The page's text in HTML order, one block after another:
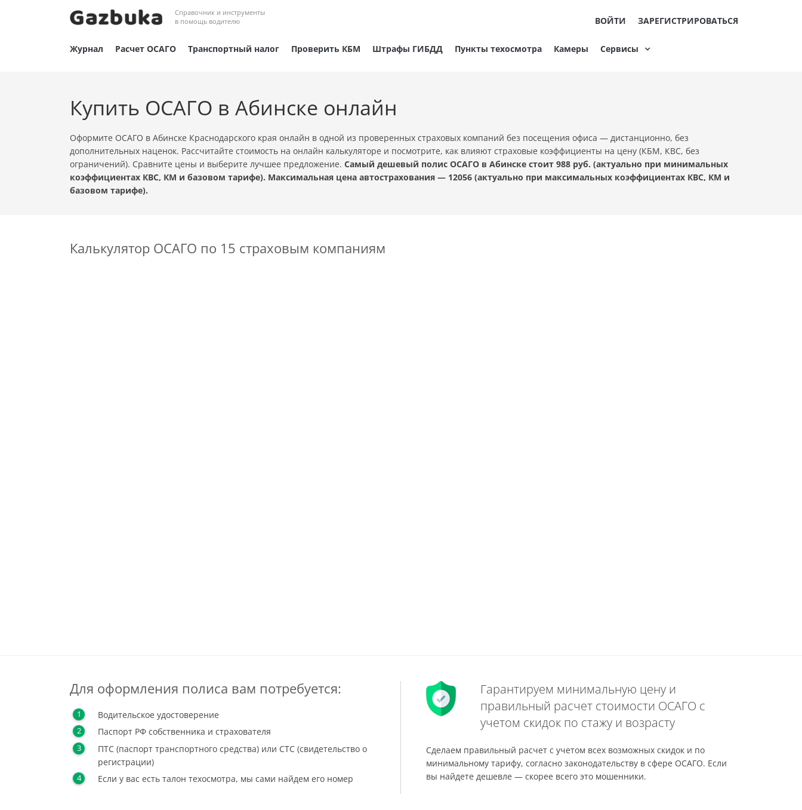
Справочник и инструменты
в помощь водителю
ВОЙТИ ЗАРЕГИСТРИРОВАТЬСЯ
Журнал Расчет ОСАГО Транспортный налог Проверить КБМ Штрафы ГИБДД Пункты техосмотра Камеры Сервисы
Купить ОСАГО в Абинске онлайн
Оформите ОСАГО в Абинске Краснодарского края онлайн в одной из проверенных страховых компаний без посещения офиса — дистанционно, без
дополнительных наценок. Рассчитайте стоимость на онлайн калькуляторе и посмотрите, как влияют страховые коэффициенты на цену (КБМ, КВС, без
ограничений). Сравните цены и выберите лучшее предложение. Самый дешевый полис ОСАГО в Абинске стоит 988 руб. (актуально при минимальных
коэффициентах КВС, КМ и базовом тарифе). Максимальная цена автострахования — 12056 (актуально при максимальных коэффициентах КВС, КМ и
базовом тарифе).
Калькулятор ОСАГО по 15 страховым компаниям
Для оформления полиса вам потребуется:
Водительское удостоверение
Паспорт РФ собственника и страхователя
ПТС (паспорт транспортного средства) или СТС (свидетельство о
регистрации)
Если у вас есть талон техосмотра, мы сами найдем его номер
Гарантируем минимальную цену и
правильный расчет стоимости ОСАГО с
учетом скидок по стажу и возрасту
Сделаем правильный расчет с учетом всех возможных скидок и по
минимальному тарифу, согласно законодательству в сфере ОСАГО. Если
вы найдете дешевле — скорее всего это мошенники.